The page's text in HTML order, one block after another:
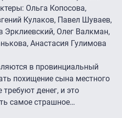
Ольга Копосова,
Кулаков, Павел Шуваев,
Эрклиевский, Олег Валкман,
Анастасия Гулимова
в провинциальный
похищение сына местного
требуют денег, и это
самое страшное…